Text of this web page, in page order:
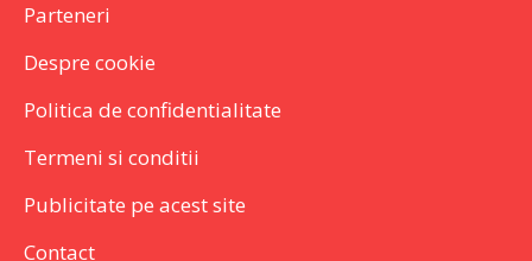
Parteneri
Despre cookie
Politica de confidentialitate
Termeni si conditii
Publicitate pe acest site
Contact